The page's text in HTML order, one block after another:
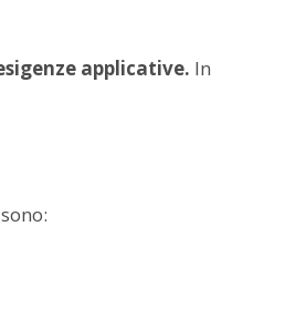
applicative. In